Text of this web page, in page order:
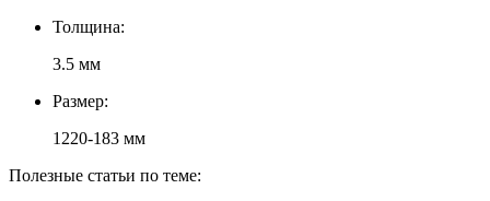
Толщина:
3.5 мм
Размер:
1220-183 мм
Полезные статьи по теме: